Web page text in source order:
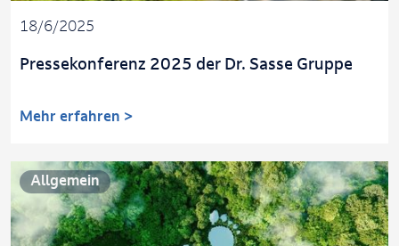
18/6/2025
Pressekonferenz 2025 der Dr. Sasse Gruppe
Mehr erfahren >
Allgemein